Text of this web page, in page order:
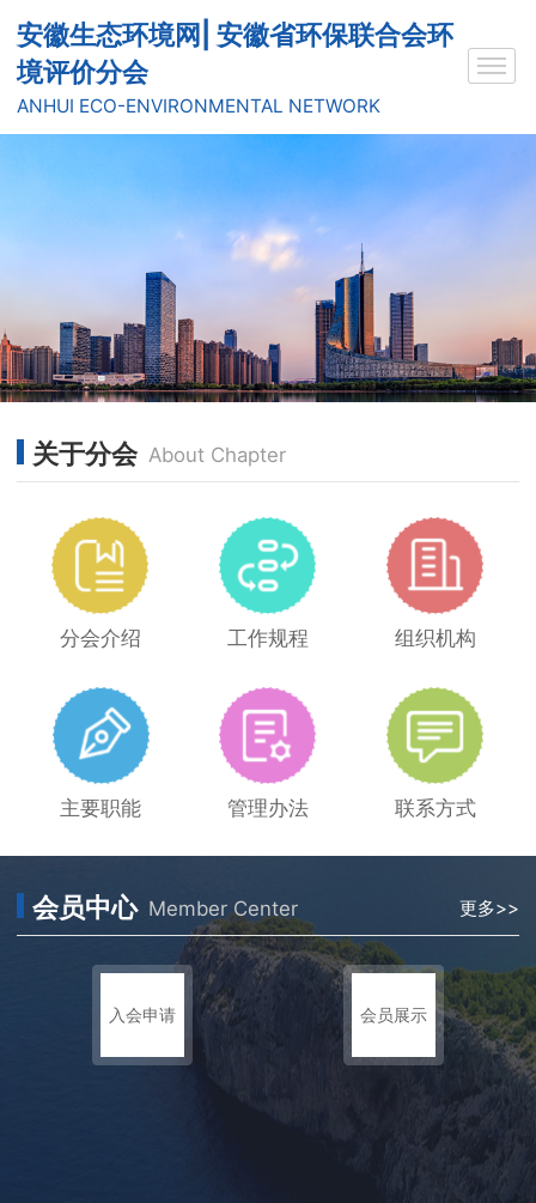
安徽生态环境网| 安徽省环保联合会环
境评价分会
ANHUI ECO-ENVIRONMENTAL NETWORK
关于分会 About Chapter
分会介绍 工作规程 组织机构
主要职能 管理办法 联系方式
会员中心 Member Center 更多>>
入会申请 会员展示